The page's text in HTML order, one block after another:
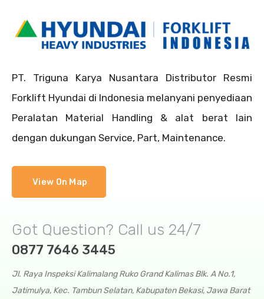
PT. Triguna Karya Nusantara Distributor Resmi
Forklift Hyundai di Indonesia melanyani penyediaan
Peralatan Material Handling & alat berat lain
dengan dukungan Service, Part, Maintenance.
View On Map
Got Question? Call us 24/7
0877 7646 3445
Jl. Raya Inspeksi Kalimalang Ruko Grand Kalimas Blk. A No.1,
Jatimulya, Kec. Tambun Selatan, Kabupaten Bekasi, Jawa Barat